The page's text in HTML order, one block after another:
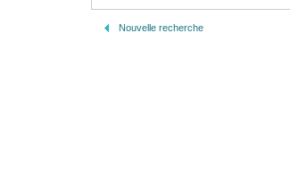
Nouvelle recherche